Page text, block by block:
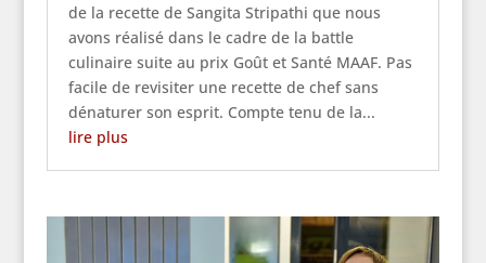
de la recette de Sangita Stripathi que nous
avons réalisé dans le cadre de la battle
culinaire suite au prix Goût et Santé MAAF. Pas
facile de revisiter une recette de chef sans
dénaturer son esprit. Compte tenu de la...
lire plus